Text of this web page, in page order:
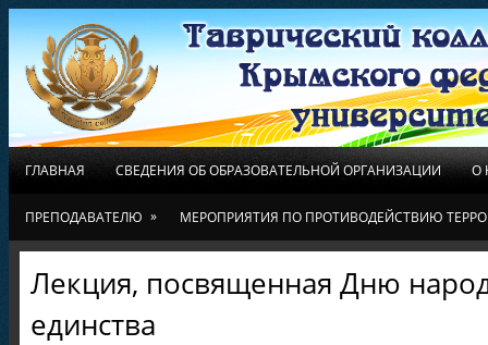
ГЛАВНАЯ СВЕДЕНИЯ ОБ ОБРАЗОВАТЕЛЬНОЙ ОРГАНИЗАЦИИ О
ПРЕПОДАВАТЕЛЮ » МЕРОПРИЯТИЯ ПО ПРОТИВОДЕЙСТВИЮ
Лекция, посвященная Дню
единства